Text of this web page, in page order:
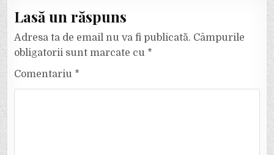
Lasă un răspuns
Adresa ta de email nu va fi publicată. Câmpurile
obligatorii sunt marcate cu *
Comentariu *